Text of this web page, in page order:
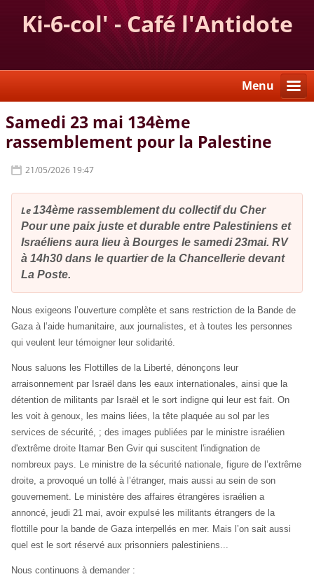
Ki-6-col' - Café l'Antidote
Menu
Samedi 23 mai 134ème
rassemblement pour la Palestine
21/05/2026 19:47
Le134ème rassemblement du collectif du Cher
Pour une paix juste et durable entre Palestiniens et
Israéliensaura lieuà Bourgesle samedi23mai.RV
à 14h30dans le quartier de la Chancellerie devant
La Poste.
Nous exigeons l’ouverture complète et sans restriction de la Bande de
Gaza à l’aide humanitaire, aux journalistes, et à toutes les personnes
qui veulent leur témoigner leur solidarité.
Nous saluons les Flottilles de la Liberté, dénonçons leur
arraisonnement par Israël dans les eaux internationales, ainsi que la
détention de militants par Israëlet le sort indigne qui leur est fait. On
les voit à genoux, les mains liées, la tête plaquée au sol par les
services de sécurité, ; des images publiées par le ministre israélien
d'extrême droite Itamar Ben Gvir qui suscitent l'indignation de
nombreux pays. Le ministre de la sécurité nationale, figure de l’extrême
droite, a provoqué un tollé à l’étranger, mais aussi au sein de son
gouvernement. Le ministère des affaires étrangères israélien a
annoncé, jeudi 21 mai, avoir expulsé les militants étrangers de la
flottille pour la bande de Gaza interpellés en mer. Mais l’on sait aussi
quel est le sort réservé aux prisonniers palestiniens...
Nous continuons à demander :